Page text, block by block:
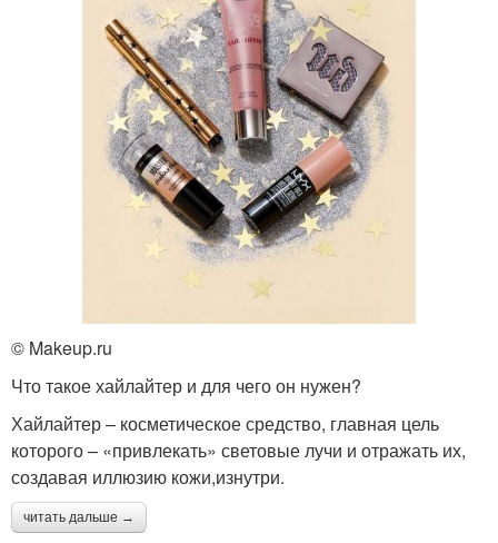
© Makeup.ru
Что такое хайлайтер и для чего он нужен?
Хайлайтер – косметическое средство, главная цель
которого – «привлекать» световые лучи и отражать их,
создавая иллюзию кожи,изнутри.
читать дальше →